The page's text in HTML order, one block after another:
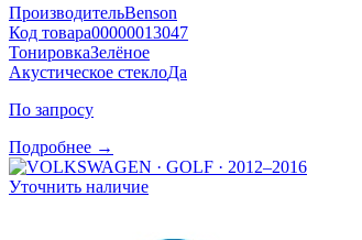
ПроизводительBenson
Код товара00000013047
ТонировкаЗелёное
Акустическое стеклоДа
По запросу
Подробнее →
Уточнить наличие